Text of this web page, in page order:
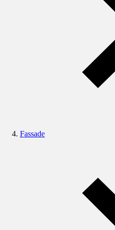
Fassade